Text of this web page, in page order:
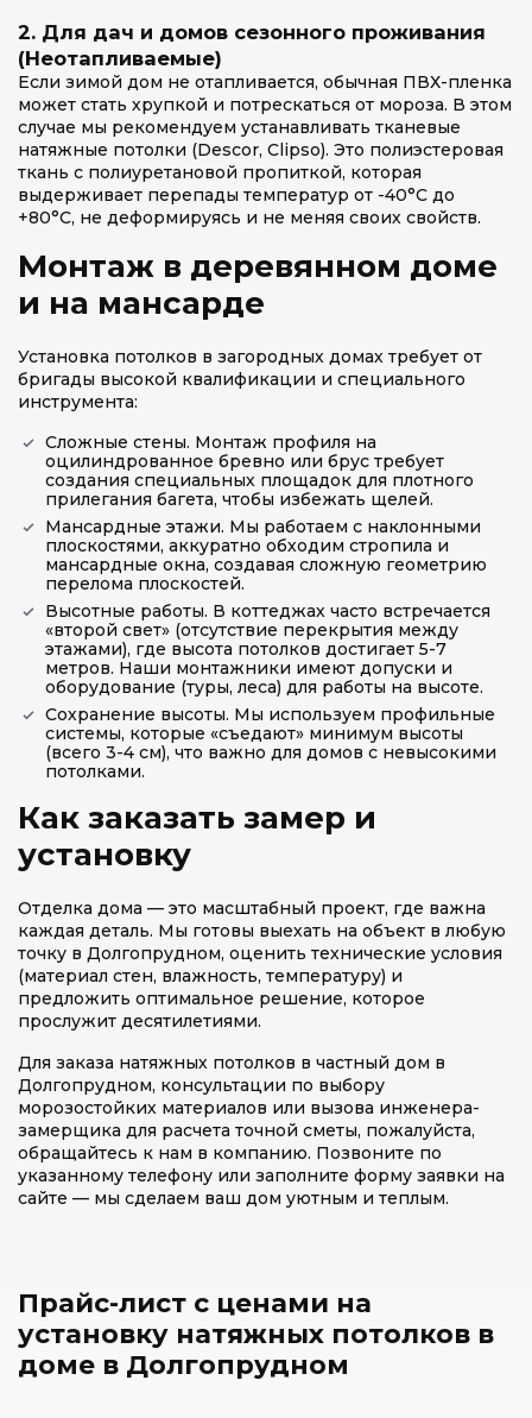
2. Для дач и домов сезонного проживания
(Неотапливаемые)
Если зимой дом не отапливается, обычная ПВХ-пленка
может стать хрупкой и потрескаться от мороза. В этом
случае мы рекомендуем устанавливать тканевые
натяжные потолки (Descor, Clipso). Это полиэстеровая
ткань с полиуретановой пропиткой, которая
выдерживает перепады температур от -40°C до
+80°C, не деформируясь и не меняя своих свойств.
Монтаж в деревянном доме
и на мансарде
Установка потолков в загородных домах требует от
бригады высокой квалификации и специального
инструмента:
Сложные стены. Монтаж профиля на
оцилиндрованное бревно или брус требует
создания специальных площадок для плотного
прилегания багета, чтобы избежать щелей.
Мансардные этажи. Мы работаем с наклонными
плоскостями, аккуратно обходим стропила и
мансардные окна, создавая сложную геометрию
перелома плоскостей.
Высотные работы. В коттеджах часто встречается
«второй свет» (отсутствие перекрытия между
этажами), где высота потолков достигает 5-7
метров. Наши монтажники имеют допуски и
оборудование (туры, леса) для работы на высоте.
Сохранение высоты. Мы используем профильные
системы, которые «съедают» минимум высоты
(всего 3-4 см), что важно для домов с невысокими
потолками.
Как заказать замер и
установку
Отделка дома — это масштабный проект, где важна
каждая деталь. Мы готовы выехать на объект в любую
точку в Долгопрудном, оценить технические условия
(материал стен, влажность, температуру) и
предложить оптимальное решение, которое
прослужит десятилетиями.
Для заказа натяжных потолков в частный дом в
Долгопрудном, консультации по выбору
морозостойких материалов или вызова инженера-
замерщика для расчета точной сметы, пожалуйста,
обращайтесь к нам в компанию. Позвоните по
указанному телефону или заполните форму заявки на
сайте — мы сделаем ваш дом уютным и теплым.
Прайс-лист с ценами на
установку натяжных потолков в
доме в Долгопрудном